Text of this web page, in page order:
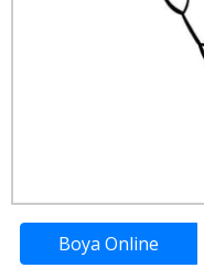
Boya Online